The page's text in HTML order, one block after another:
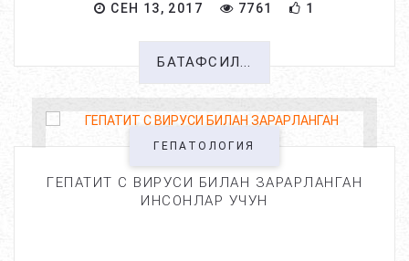
СЕН 13, 2017 7761 1
БАТАФСИЛ...
ГЕПАТОЛОГИЯ
ГЕПАТИТ С ВИРУСИ БИЛАН ЗАРАРЛАНГАН
ИНСОНЛАР УЧУН